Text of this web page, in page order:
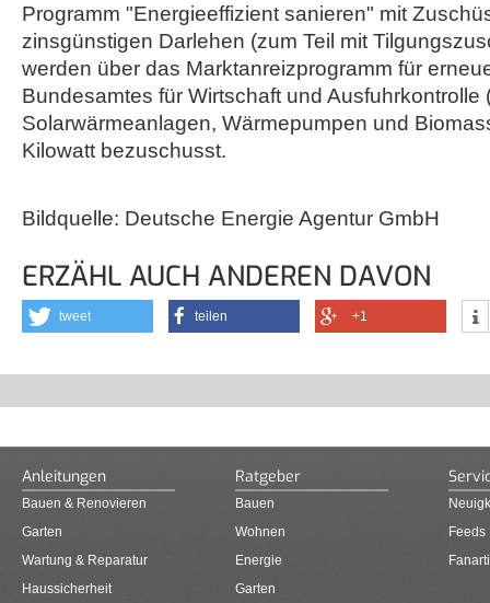
Programm "Energieeffizient sanieren" mit
zinsgünstigen Darlehen (zum Teil mit
werden über das Marktanreizprogramm für
Bundesamtes für Wirtschaft und Ausfuhrkontrolle
Solarwärmeanlagen, Wärmepumpen und
Kilowatt bezuschusst.
Bildquelle: Deutsche Energie Agentur GmbH
ERZÄHL AUCH ANDEREN DAVON
tweet teilen +1
Anleitungen
Bauen & Renovieren
Garten
Wartung & Reparatur
Haussicherheit
Ratgeber
Bauen
Wohnen
Energie
Garten
Feeds